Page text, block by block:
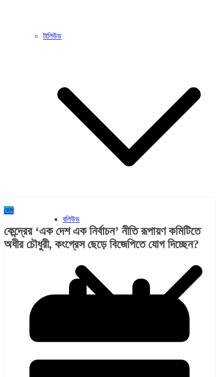
টালিউড
বলিউড
দেশ
কেন্দ্রের ‘এক দেশ এক নির্বাচন’ নীতি রূপায়ণ কমিটিতে
অধীর চৌধুরী, কংগ্রেস ছেড়ে বিজেপিতে যোগ দিচ্ছেন?